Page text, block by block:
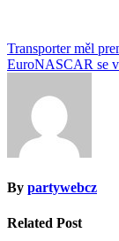
Navigace
pro
příspěvek
Transporter měl
EuroNASCAR se
By partywebcz
Related Post